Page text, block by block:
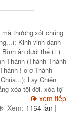
thương xót chúng
Kinh vinh danh
Bình ân dưới thế i i i
Thánh (Thánh Thánh
! ơ ơ Thánh
Lạy Chiên
xóa tội đời, xóa tội
xem tiếp
Xem: 1164 lần |